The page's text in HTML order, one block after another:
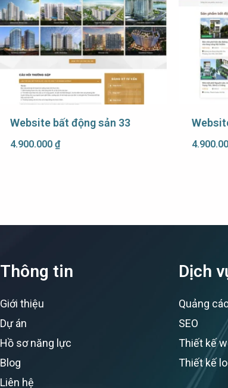
Website bất động sản 33
4.900.000 ₫
Thông tin
Giới thiệu
Dự án
Hồ sơ năng lực
Blog
Liên hệ
Dịch
Quảng
SEO
Thiết kế
Thiết kế